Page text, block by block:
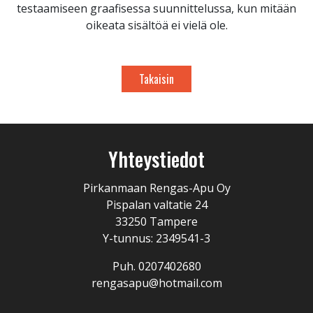
testaamiseen graafisessa suunnittelussa, kun mitään
oikeata sisältöä ei vielä ole.
Takaisin
Yhteystiedot
Pirkanmaan Rengas-Apu Oy
Pispalan valtatie 24
33250 Tampere
Y-tunnus: 2349541-3
Puh. 0207402680
rengasapu@hotmail.com